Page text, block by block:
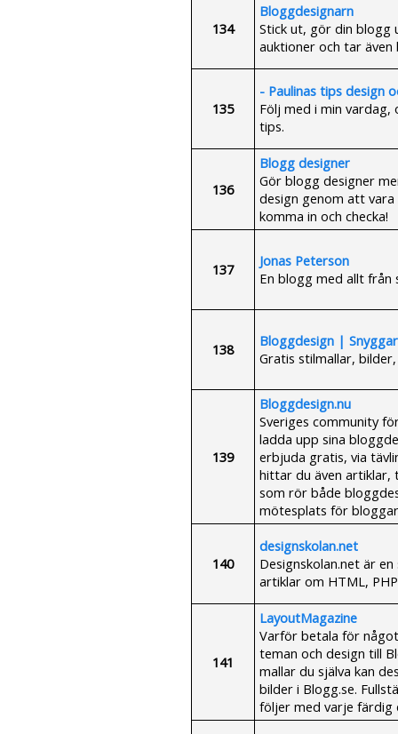
134
Bloggdesignarn
Stick ut, gör din blogg
auktioner och tar även
135
- Paulinas tips design
Följ med i min vardag,
tips.
136
Blogg designer
Gör blogg designer
design genom att
komma in och checka!
137
Jonas Peterson
En blogg med allt
138
Bloggdesign |
Gratis stilmallar,
139
Bloggdesign.nu
Sveriges community
ladda upp sina
erbjuda gratis, via
hittar du även
som rör både
mötesplats för
140
designskolan.net
Designskolan.net är
artiklar om HTML,
141
LayoutMagazine
Varför betala för
teman och design till
mallar du själva kan
bilder i Blogg.se.
följer med varje färdig